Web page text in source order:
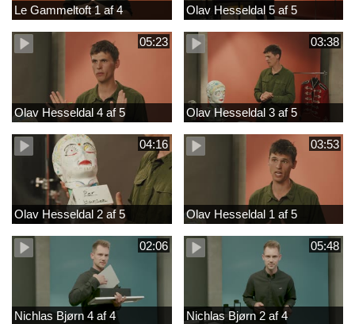
Le Gammeltoft 1 af 4 Olav Hesseldal 5 af 5
05:23
Olav Hesseldal 4 af 5
03:38
Olav Hesseldal 3 af 5
04:16
Olav Hesseldal 2 af 5
03:53
Olav Hesseldal 1 af 5
02:06
Nichlas Bjørn 4 af 4
05:48
Nichlas Bjørn 2 af 4